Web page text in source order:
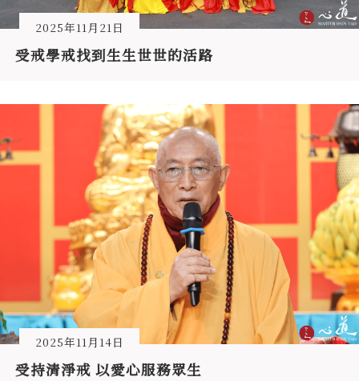
2025年11月21日
受戒學戒找到生生世世的活路
2025年11月14日
受持清淨戒 以愛心服務眾生